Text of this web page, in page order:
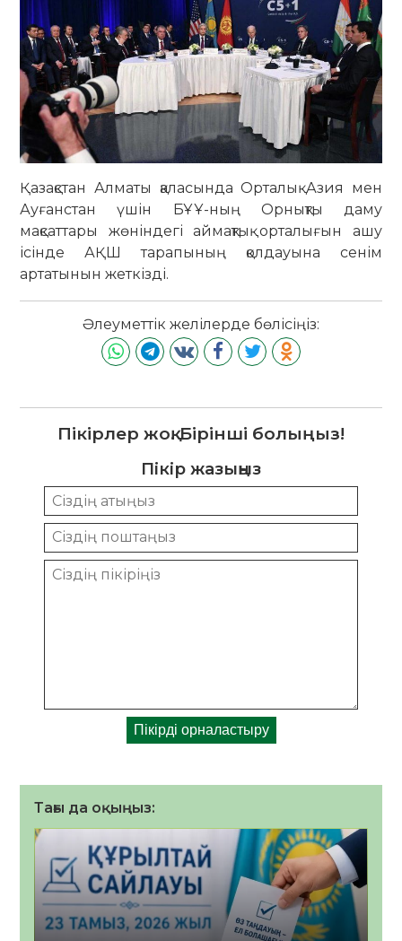
Қазақстан Алматы қаласында Орталық Азия мен
Ауғанстан үшін БҰҰ-ның Орнықты даму
мақсаттары жөніндегі аймақтық орталығын ашу
ісінде АҚШ тарапының қолдауына сенім
артатынын жеткізді.
Әлеуметтік желілерде бөлісіңіз:
Пікірлер жоқ. Бірінші болыңыз!
Пікір жазыңыз
Тағы да оқыңыз: